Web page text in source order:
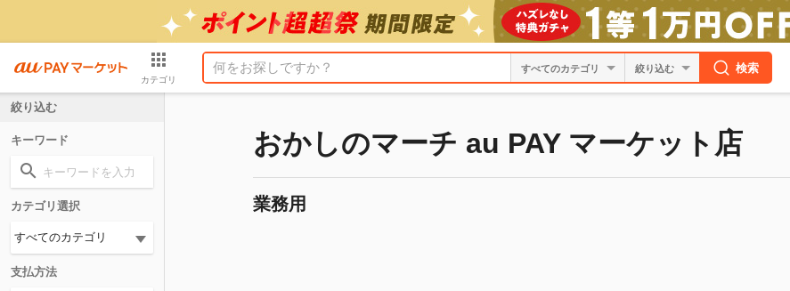
カテゴリ
絞り込む 検索
おかしのマーチ au PAY マーケット店
業務用
絞り込む
キーワード
カテゴリ選択
支払方法